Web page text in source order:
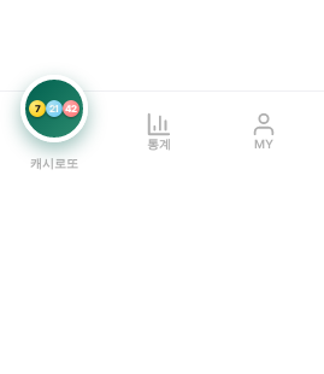
7 21 42
캐시로또
통계 MY